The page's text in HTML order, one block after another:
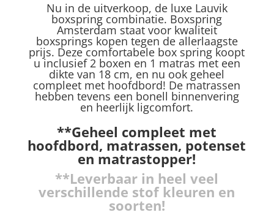
Nu in de uitverkoop, de luxe Lauvik
boxspring combinatie. Boxspring
Amsterdam staat voor kwaliteit
boxsprings kopen tegen de allerlaagste
prijs. Deze comfortabele box spring koopt
u inclusief 2 boxen en 1 matras met een
dikte van 18 cm, en nu ook geheel
compleet met hoofdbord! De matrassen
hebben tevens een bonell binnenvering
en heerlijk ligcomfort.
**Geheel compleet met
hoofdbord, matrassen, potenset
en matrastopper!
**Leverbaar in heel veel
verschillende stof kleuren en
soorten!